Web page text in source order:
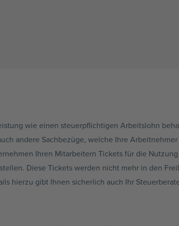
wie einen steuerpflichtigen Arbeitslohn
andere Sachbezüge, welche Ihre
Ihren Mitarbeitern Tickets für die Nutzung
Diese Tickets werden nicht mehr in den
hierzu gibt Ihnen sicherlich auch Ihr